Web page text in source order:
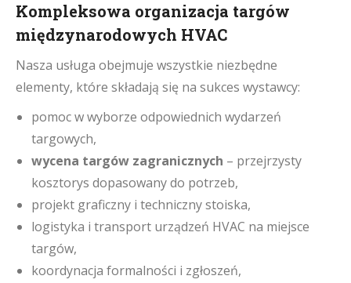
Kompleksowa organizacja targów
międzynarodowych HVAC
Nasza usługa obejmuje wszystkie niezbędne
elementy, które składają się na sukces wystawcy:
pomoc w wyborze odpowiednich wydarzeń
targowych,
wycena targów zagranicznych – przejrzysty
kosztorys dopasowany do potrzeb,
projekt graficzny i techniczny stoiska,
logistyka i transport urządzeń HVAC na miejsce
targów,
koordynacja formalności i zgłoszeń,